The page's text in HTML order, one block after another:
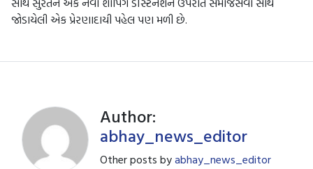
જોડાયેલી એક પ્રેરણાદાયી પહેલ પણ મળી છે.
Author:
abhay_news_editor
Other posts byabhay_news_editor